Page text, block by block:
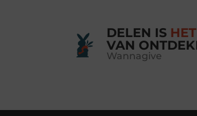
DELEN IS
VAN
Wannagive